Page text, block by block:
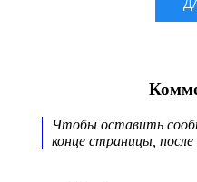
Чтобы оставить
конце страницы,